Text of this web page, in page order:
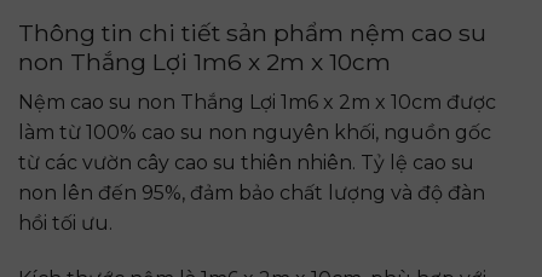
Thông tin chi tiết sản phẩm nệm cao su
non Thắng Lợi 1m6 x 2m x 10cm
Nệm cao su non Thắng Lợi 1m6 x 2m x 10cm được
làm từ 100% cao su non nguyên khối, nguồn gốc
từ các vườn cây cao su thiên nhiên. Tỷ lệ cao su
non lên đến 95%, đảm bảo chất lượng và độ đàn
hồi tối ưu.